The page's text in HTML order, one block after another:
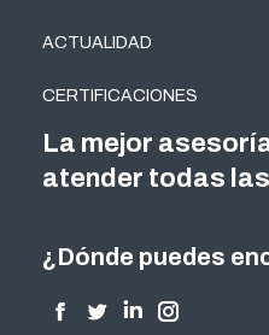
ACTUALIDAD
CERTIFICACIONES
¿Dónde puedes
Encuéntranos en:
Facebook
TwitterLinkedinInstagram
La mejor
atender todas